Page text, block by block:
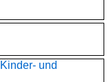
und